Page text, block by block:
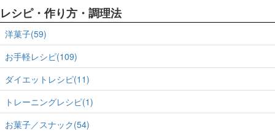
レシピ・作り方・調理法
洋菓子(59)
お手軽レシピ(109)
ダイエットレシピ(11)
トレーニングレシピ(1)
お菓子／スナック(54)